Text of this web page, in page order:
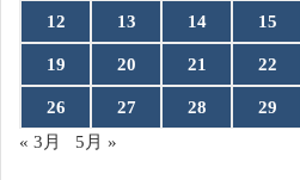
12 13 14 15
19 20 21 22
26 27 28 29
« 3月
5月 »